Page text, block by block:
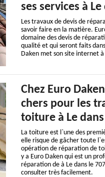
ses services à
Les travaux de devis de
savoir faire en la matière.
domaine des devis de
qualité et qui seront faits
Daken met son site internet
Chez Euro
chers pour les
toiture à Le
La toiture est l`une des
elle risque de gâcher toute
opération de réparation de
y a Euro Daken qui est un
réparation de à Le dans le
consulter très facilement.